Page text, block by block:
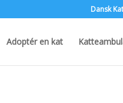
Dansk
Adoptér en kat